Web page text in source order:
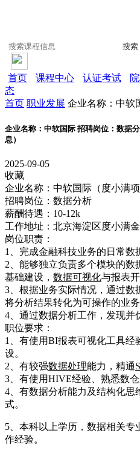
搜索
首页 课程中心 认证考试
态
首页 职业发展 企业名称：中软
企业名称：中软国际 招聘岗位：数据
息）
2025-09-05
收藏
企业名称：中软国际（度小满项
招聘岗位：数据分析
薪酬待遇：10-12k
工作地址：北京海淀区度小满
岗位职责：
1、完成金融科技业务的日常数
2、能够独立负责多个模块的
基础建设， 数据可视化与报表
3、根据业务实际情况，通过数
将分析结果转化为可操作的业务
4、通过数据分析工作，发现并
职位要求：
1、有使用BI报表可视化工具经
设。
2、有较强数据处理能力，精通
3、有使用HIVE经验、熟悉数仓
4、有数据分析能力及结构化思
式。
5、本科以上学历，数据相关专
作经验。